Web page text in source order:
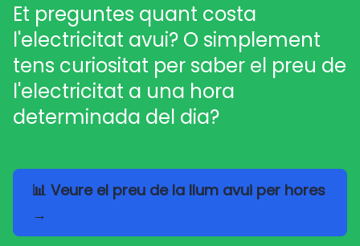
Et preguntes quant costa
l'electricitat avui? O simplement
tens curiositat per saber el preu de
l'electricitat a una hora
determinada del dia?
📊 Veure el preu de la llum avui per hores
→